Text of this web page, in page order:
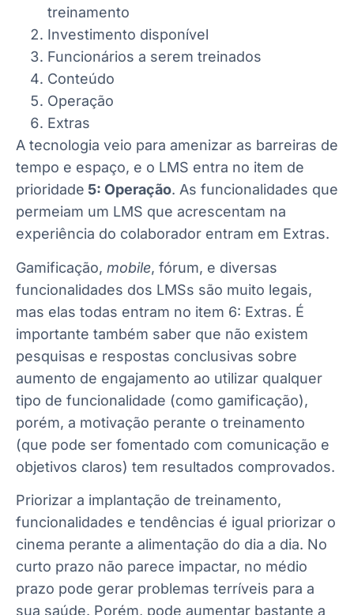
treinamento
Investimento disponível
Funcionários a serem treinados
Conteúdo
Operação
Extras
A tecnologia veio para amenizar as barreiras de
tempo e espaço, e o LMS entra no item de
prioridade 5: Operação. As funcionalidades que
permeiam um LMS que acrescentam na
experiência do colaborador entram em Extras.
Gamificação, mobile, fórum, e diversas
funcionalidades dos LMSs são muito legais,
mas elas todas entram no item 6: Extras. É
importante também saber que não existem
pesquisas e respostas conclusivas sobre
aumento de engajamento ao utilizar qualquer
tipo de funcionalidade (como gamificação),
porém, a motivação perante o treinamento
(que pode ser fomentado com comunicação e
objetivos claros) tem resultados comprovados.
Priorizar a implantação de treinamento,
funcionalidades e tendências é igual priorizar o
cinema perante a alimentação do dia a dia. No
curto prazo não parece impactar, no médio
prazo pode gerar problemas terríveis para a
sua saúde. Porém, pode aumentar bastante a